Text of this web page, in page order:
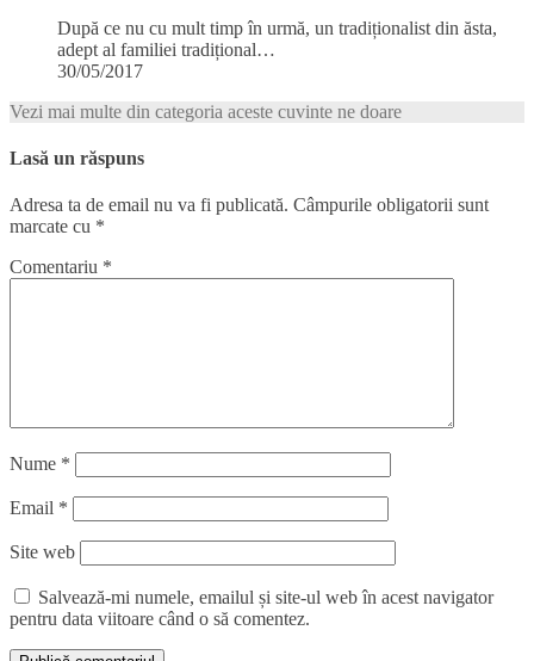
După ce nu cu mult timp în urmă, un tradiționalist din ăsta,
adept al familiei tradițional…
30/05/2017
Vezi mai multe din categoria aceste cuvinte ne doare
Lasă un răspuns
Adresa ta de email nu va fi publicată. Câmpurile obligatorii sunt
marcate cu *
Comentariu *
Nume *
Email *
Site web
Salvează-mi numele, emailul și site-ul web în acest navigator
pentru data viitoare când o să comentez.